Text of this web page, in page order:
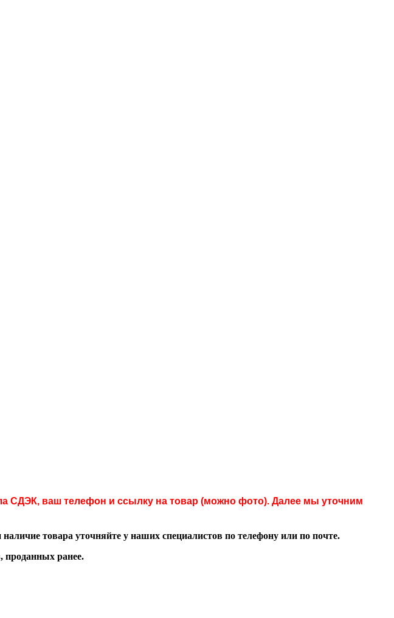
СДЭК, ваш телефон и ссылку на товар (можно фото). Далее мы уточним
товара уточняйте у наших специалистов по телефону или по почте.
проданных ранее.